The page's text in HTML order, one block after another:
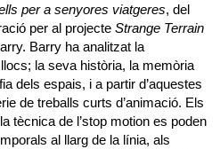
per a senyores viatgeres, del
per al projecte Strange Terrain
Barry ha analitzat la
la seva història, la memòria
dels espais, i a partir d’aquestes
de treballs curts d’animació. Els
tècnica de l’stop motion es poden
al llarg de la línia, als